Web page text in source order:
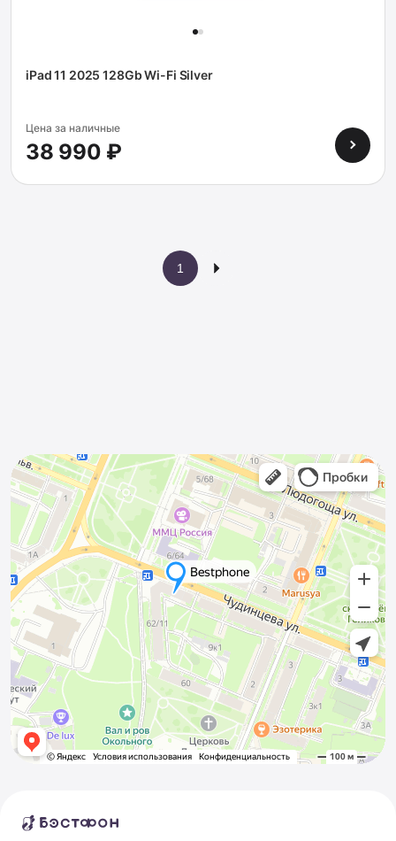
iPad 11 2025 128Gb Wi-Fi Silver
Цена за наличные
38 990 ₽
1 2